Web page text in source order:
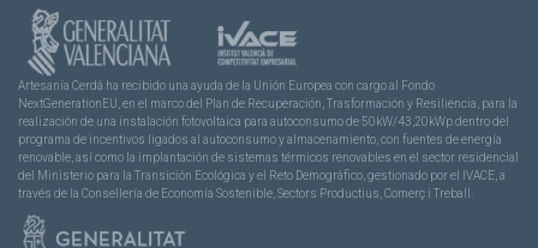
Artesanía Cerdá ha recibido una ayuda de la Unión Europea con cargo al Fondo
NextGenerationEU, en el marco del Plan de Recuperación, Trasformación y Resiliencia, para la
realización de una instalación fotovoltaica para autoconsumo de 50kW/43,20kWp dentro del
programa de incentivos ligados al autoconsumo y almacenamiento, con fuentes de energía
renovable, así como la implantación de sistemas térmicos renovables en el sector residencial
del Ministerio para la Transición Ecológica y el Reto Demográfico, gestionado por el IVACE, a
través de la Consellería de Economía Sostenible, Sectors Productius, Comerç i Treball.